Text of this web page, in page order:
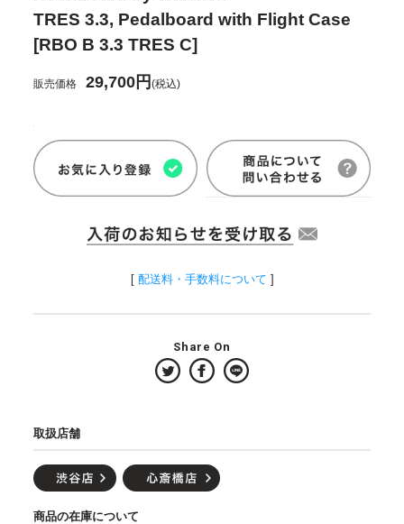
TRES 3.3, Pedalboard with Flight Case
[RBO B 3.3 TRES C]
販売価格 29,700円(税込)
[ 配送料・手数料について ]
Share On
取扱店舗
商品の在庫について